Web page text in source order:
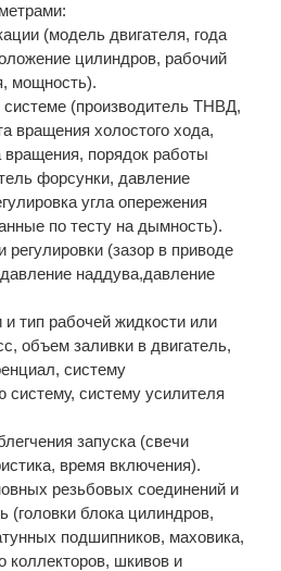
(модель двигателя, года
цилиндров, рабочий
мощность).
(производитель ТНВД,
вращения холостого хода,
вращения, порядок работы
форсунки, давление
угла опережения
по тесту на дымность).
регулировки (зазор в приводе
наддува,давление
тип рабочей жидкости или
объем заливки в двигатель,
систему
систему усилителя
запуска (свечи
время включения).
резьбовых соединений и
(головки блока цилиндров,
подшипников, маховика,
коллекторов, шкивов и